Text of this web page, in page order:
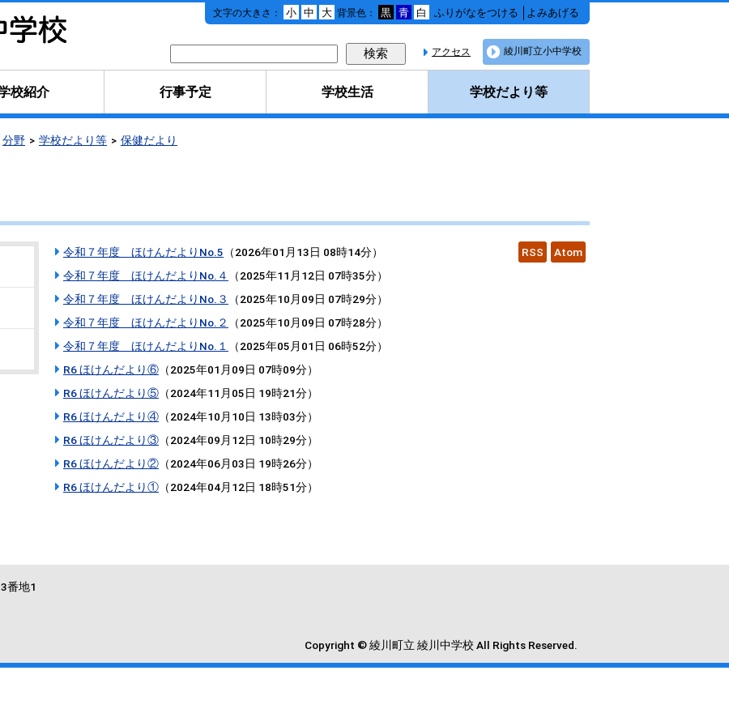
本
移
動
文字の大きさ： 小 中 大 背景色： 黒 青 白 ふりがなをつける よみあげる
アクセス 綾川町立小中学校
校紹介 行事予定 学校生活 学校だより等
分野 学校だより等 保健だより
RSS Atom
令和７年度 ほけんだよりNo.5 （2026年01月13日 08時14分）
令和７年度 ほけんだよりNo.４
（2025年11月12日 07時35分）
令和７年度 ほけんだよりNo.３
（2025年10月09日 07時29分）
令和７年度 ほけんだよりNo.２
（2025年10月09日 07時28分）
令和７年度 ほけんだよりNo.１
（2025年05月01日 06時52分）
R6 ほけんだより⑥ （2025年01月09日 07時09分）
R6 ほけんだより⑤ （2024年11月05日 19時21分）
R6 ほけんだより④ （2024年10月10日 13時03分）
R6 ほけんだより③ （2024年09月12日 10時29分）
R6 ほけんだより② （2024年06月03日 19時26分）
R6 ほけんだより① （2024年04月12日 18時51分）
番地1
Copyright © 綾川町立 綾川中学校 All Rights Reserved.